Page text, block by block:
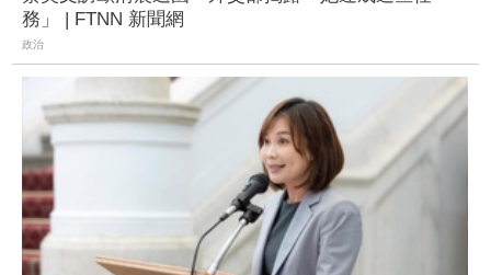
務」 | FTNN 新聞網
政治